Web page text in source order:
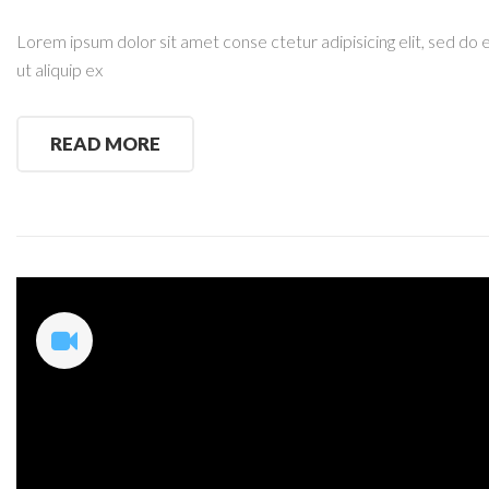
Lorem ipsum dolor sit amet conse ctetur adipisicing elit, sed
ut aliquip ex
READ MORE